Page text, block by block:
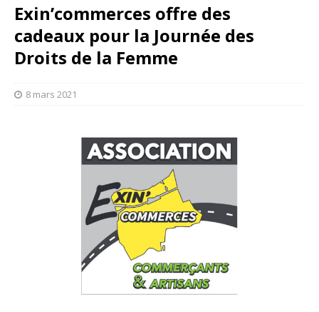
Exin’commerces offre des
cadeaux pour la Journée des
Droits de la Femme
8 mars 2021